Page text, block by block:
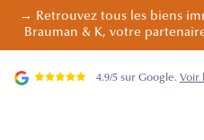
→ Retrouvez tous les biens
Brauman & K, votre
4.9/5 sur Google. Voir